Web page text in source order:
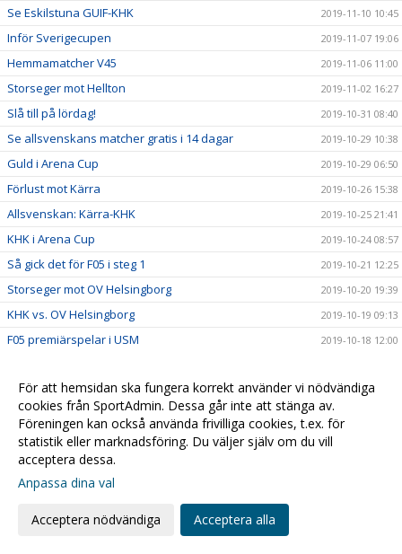
Se Eskilstuna GUIF-KHK 2019-11-10 10:45
Inför Sverigecupen 2019-11-07 19:06
Hemmamatcher V45 2019-11-06 11:00
Storseger mot Hellton 2019-11-02 16:27
Slå till på lördag! 2019-10-31 08:40
Se allsvenskans matcher gratis i 14 dagar 2019-10-29 10:38
Guld i Arena Cup 2019-10-29 06:50
Förlust mot Kärra 2019-10-26 15:38
Allsvenskan: Kärra-KHK 2019-10-25 21:41
KHK i Arena Cup 2019-10-24 08:57
Så gick det för F05 i steg 1 2019-10-21 12:25
Storseger mot OV Helsingborg 2019-10-20 19:39
KHK vs. OV Helsingborg 2019-10-19 09:13
F05 premiärspelar i USM 2019-10-18 12:00
5 tjejer på regional träningsdag 2019-10-16 19:12
Petra uttagen till landslagsläger 2019-10-16 13:31
Seger mot Tyresö och derby väntar i Arenan 2019-10-14 11:25
Äntigen hemmapremiär!!
Extra Extra: Damernas alla matcher streamas!!
Bollskolan drar igång!!
För att hemsidan ska fungera korrekt använder vi nödvändiga
cookies från SportAdmin. Dessa går inte att stänga av.
Föreningen kan också använda frivilliga cookies, t.ex. för
statistik eller marknadsföring. Du väljer själv om du vill
acceptera dessa.
Anpassa dina val
Acceptera nödvändiga Acceptera alla